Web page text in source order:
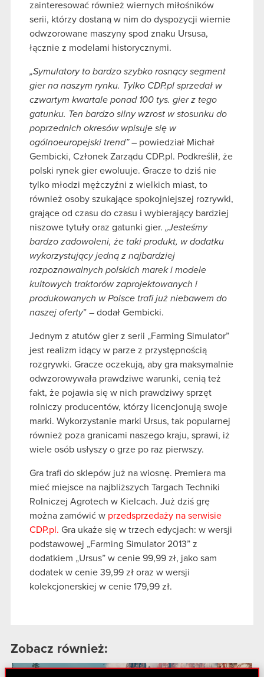
zainteresować również wiernych miłośników
serii, którzy dostaną w nim do dyspozycji wiernie
odwzorowane maszyny spod znaku Ursusa,
łącznie z modelami historycznymi.
„Symulatory to bardzo szybko rosnący segment
gier na naszym rynku. Tylko CDP.pl sprzedał w
czwartym kwartale ponad 100 tys. gier z tego
gatunku. Ten bardzo silny wzrost w stosunku do
poprzednich okresów wpisuje się w
ogólnoeuropejski trend”– powiedział Michał
Gembicki, Członek Zarządu CDP.pl. Podkreślił, że
polski rynek gier ewoluuje. Gracze to dziś nie
tylko młodzi mężczyźni z wielkich miast, to
również osoby szukające spokojniejszej rozrywki,
grające od czasu do czasu i wybierający bardziej
niszowe tytuły oraz gatunki gier. „Jesteśmy
bardzo zadowoleni, że taki produkt, w dodatku
wykorzystujący jedną z najbardziej
rozpoznawalnych polskich marek i modele
kultowych traktorów zaprojektowanych i
produkowanych w Polsce trafi już niebawem do
naszej oferty” – dodał Gembicki.
Jednym z atutów gier z serii „Farming Simulator”
jest realizm idący w parze z przystępnością
rozgrywki. Gracze oczekują, aby gra maksymalnie
odwzorowywała prawdziwe warunki, cenią też
fakt, że pojawia się w nich prawdziwy sprzęt
rolniczy producentów, którzy licencjonują swoje
marki. Wykorzystanie marki Ursus, tak popularnej
również poza granicami naszego kraju, sprawi, iż
wiele osób usłyszy o grze po raz pierwszy.
Gra trafi do sklepów już na wiosnę. Premiera ma
mieć miejsce na najbliższych Targach Techniki
Rolniczej Agrotech w Kielcach. Już dziś grę
można zamówić w przedsprzedaży na serwisie
CDP.pl. Gra ukaże się w trzech edycjach: w wersji
podstawowej „Farming Simulator 2013” z
dodatkiem „Ursus” w cenie 99,99 zł, jako sam
dodatek w cenie 39,99 zł oraz w wersji
kolekcjonerskiej w cenie 179,99 zł.
Zobacz również: